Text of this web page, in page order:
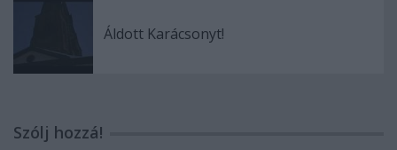
Áldott Karácsonyt!
Szólj hozzá!